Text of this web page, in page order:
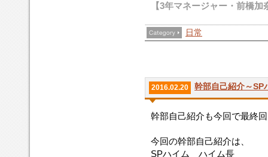
【3年マネージャー ・前橋
日常
2016.02.20 幹部自己紹介～SP
幹部自己紹介も今回で最終
今回の幹部自己紹介は、
SPハイム ハイム長